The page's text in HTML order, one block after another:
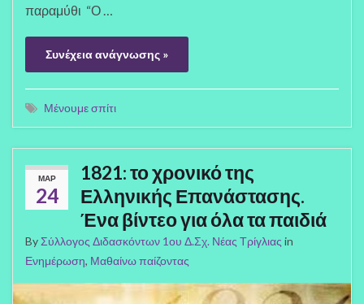
παραμύθι “Ο …
Συνέχεια ανάγνωσης »
Μένουμε σπίτι
ΜΑΡ
24
1821: το χρονικό της
Ελληνικής Επανάστασης.
Ένα βίντεο για όλα τα παιδιά
ByΣύλλογος Διδασκόντων 1ου Δ.Σχ. Νέας Τρίγλιας in
Ενημέρωση, Μαθαίνω παίζοντας